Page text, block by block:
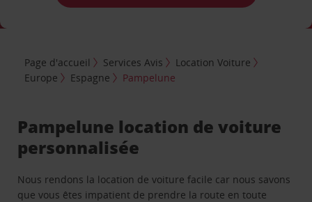
Page d'accueil Services Avis
Location Voiture
Europe
Espagne Pampelune
Pampelune location de voiture
personnalisée
Nous rendons la location de voiture facile car nous savons
que vous êtes impatient de prendre la route en toute